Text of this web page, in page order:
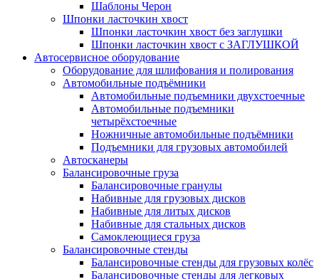
Шаблоны Черон
Шпонки ласточкин хвост
Шпонки ласточкин хвост без заглушки
Шпонки ласточкин хвост с ЗАГЛУШКОЙ
Автосервисное оборудование
Оборудование для шлифования и полирования
Автомобильные подъёмники
Автомобильные подъемники двухстоечные
Автомобильные подъемники
четырёхстоечные
Ножничные автомобильные подъёмники
Подъемники для грузовых автомобилей
Автосканеры
Балансировочные груза
Балансировочные гранулы
Набивные для грузовых дисков
Набивные для литых дисков
Набивные для стальных дисков
Самоклеющиеся груза
Балансировочные стенды
Балансировочные стенды для грузовых колёс
Балансировочные стенды для легковых